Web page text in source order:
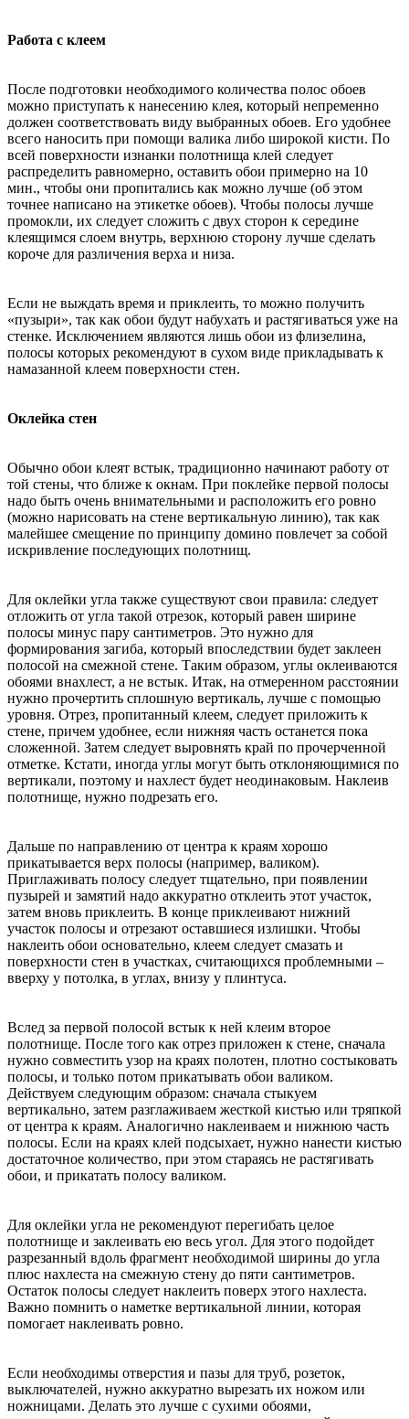
Работа с клеем
После подготовки необходимого количества полос обоев
можно приступать к нанесению клея, который непременно
должен соответствовать виду выбранных обоев. Его удобнее
всего наносить при помощи валика либо широкой кисти. По
всей поверхности изнанки полотнища клей следует
распределить равномерно, оставить обои примерно на 10
мин., чтобы они пропитались как можно лучше (об этом
точнее написано на этикетке обоев). Чтобы полосы лучше
промокли, их следует сложить с двух сторон к середине
клеящимся слоем внутрь, верхнюю сторону лучше сделать
короче для различения верха и низа.
Если не выждать время и приклеить, то можно получить
«пузыри», так как обои будут набухать и растягиваться уже на
стенке. Исключением являются лишь обои из флизелина,
полосы которых рекомендуют в сухом виде прикладывать к
намазанной клеем поверхности стен.
Оклейка стен
Обычно обои клеят встык, традиционно начинают работу от
той стены, что ближе к окнам. При поклейке первой полосы
надо быть очень внимательными и расположить его ровно
(можно нарисовать на стене вертикальную линию), так как
малейшее смещение по принципу домино повлечет за собой
искривление последующих полотнищ.
Для оклейки угла также существуют свои правила: следует
отложить от угла такой отрезок, который равен ширине
полосы минус пару сантиметров. Это нужно для
формирования загиба, который впоследствии будет заклеен
полосой на смежной стене. Таким образом, углы оклеиваются
обоями внахлест, а не встык. Итак, на отмеренном расстоянии
нужно прочертить сплошную вертикаль, лучше с помощью
уровня. Отрез, пропитанный клеем, следует приложить к
стене, причем удобнее, если нижняя часть останется пока
сложенной. Затем следует выровнять край по прочерченной
отметке. Кстати, иногда углы могут быть отклоняющимися по
вертикали, поэтому и нахлест будет неодинаковым. Наклеив
полотнище, нужно подрезать его.
Дальше по направлению от центра к краям хорошо
прикатывается верх полосы (например, валиком).
Приглаживать полосу следует тщательно, при появлении
пузырей и замятий надо аккуратно отклеить этот участок,
затем вновь приклеить. В конце приклеивают нижний
участок полосы и отрезают оставшиеся излишки. Чтобы
наклеить обои основательно, клеем следует смазать и
поверхности стен в участках, считающихся проблемными –
вверху у потолка, в углах, внизу у плинтуса.
Вслед за первой полосой встык к ней клеим второе
полотнище. После того как отрез приложен к стене, сначала
нужно совместить узор на краях полотен, плотно состыковать
полосы, и только потом прикатывать обои валиком.
Действуем следующим образом: сначала стыкуем
вертикально, затем разглаживаем жесткой кистью или тряпкой
от центра к краям. Аналогично наклеиваем и нижнюю часть
полосы. Если на краях клей подсыхает, нужно нанести кистью
достаточное количество, при этом стараясь не растягивать
обои, и прикатать полосу валиком.
Для оклейки угла не рекомендуют перегибать целое
полотнище и заклеивать ею весь угол. Для этого подойдет
разрезанный вдоль фрагмент необходимой ширины до угла
плюс нахлеста на смежную стену до пяти сантиметров.
Остаток полосы следует наклеить поверх этого нахлеста.
Важно помнить о наметке вертикальной линии, которая
помогает наклеивать ровно.
Если необходимы отверстия и пазы для труб, розеток,
выключателей, нужно аккуратно вырезать их ножом или
ножницами. Делать это лучше с сухими обоями,